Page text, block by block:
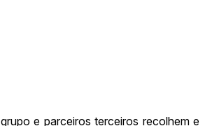
e parceiros terceiros recolhem e